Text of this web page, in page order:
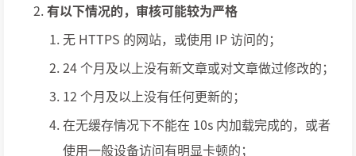
有以下情况的，审核可能较为严格
无 HTTPS 的网站，或使用 IP 访问的；
24 个月及以上没有新文章或对文章做过修改的；
12 个月及以上没有任何更新的；
在无缓存情况下不能在 10s 内加载完成的，或者
使用一般设备访问有明显卡顿的；